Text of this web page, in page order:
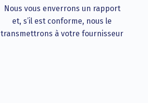
Nous vous enverrons un rapport
et, s’il est conforme, nous le
transmettrons à votre fournisseur